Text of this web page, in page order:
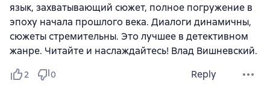
язык, захватывающий сюжет, полное погружение в
эпоху начала прошлого века. Диалоги динамичны,
сюжеты стремительны. Это лучшее в детективном
жанре. Читайте и наслаждайтесь! Влад Вишневский.
2 0 Reply